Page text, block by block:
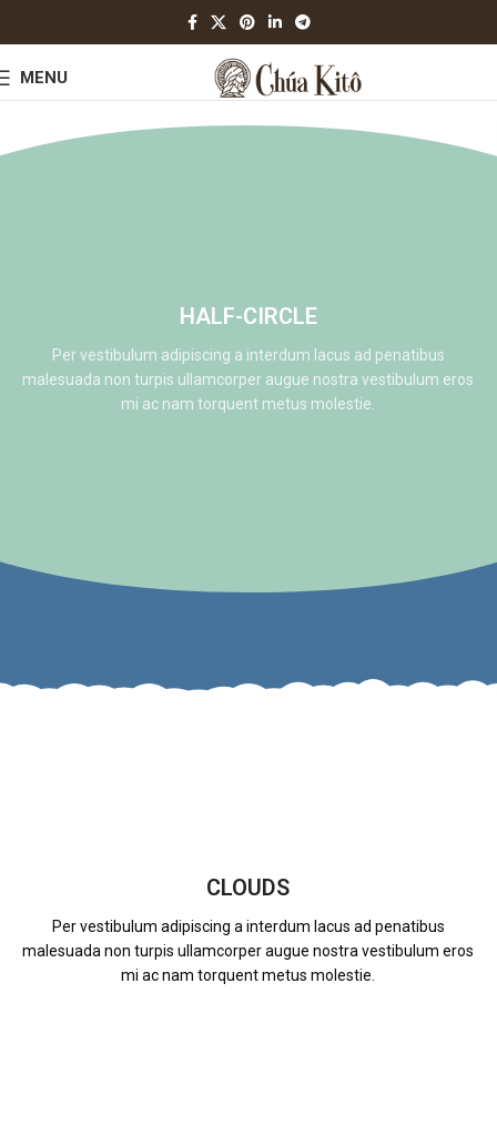
MENU
HALF-CIRCLE
Per vestibulum adipiscing a interdum lacus ad penatibus
malesuada non turpis ullamcorper augue nostra vestibulum eros
mi ac nam torquent metus molestie.
CLOUDS
Per vestibulum adipiscing a interdum lacus ad penatibus
malesuada non turpis ullamcorper augue nostra vestibulum eros
mi ac nam torquent metus molestie.